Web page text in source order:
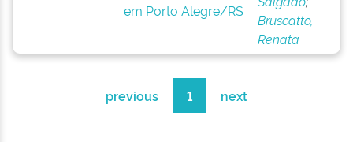
em Porto Alegre/RS
Bruscatto,
Renata
previous 1 next